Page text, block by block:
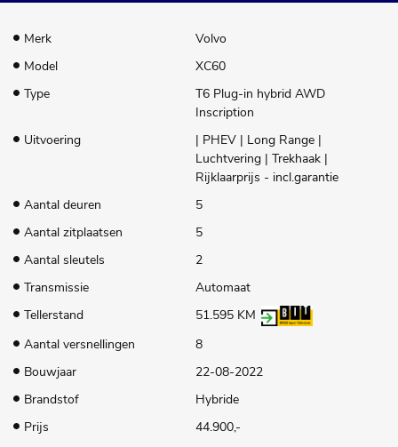
Merk
Volvo
Model
XC60
Type
T6 Plug-in hybrid AWD
Inscription
Uitvoering
| PHEV | Long Range |
Luchtvering | Trekhaak |
Rijklaarprijs - incl.garantie
Aantal deuren
5
Aantal zitplaatsen
5
Aantal sleutels
2
Transmissie
Automaat
Tellerstand
51.595 KM
Aantal versnellingen
8
Bouwjaar
22-08-2022
Brandstof
Hybride
Prijs
44.900,-